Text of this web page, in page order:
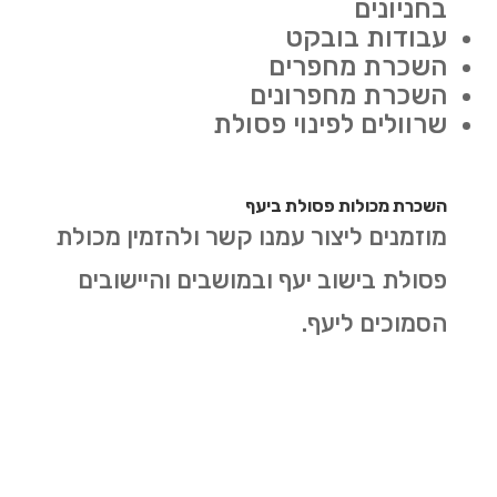
בחניונים
עבודות בובקט
השכרת מחפרים
השכרת מחפרונים
שרוולים לפינוי פסולת
השכרת מכולות פסולת ביעף
מוזמנים ליצור עמנו קשר ולהזמין מכולת
פסולת בישוב יעף ובמושבים והיישובים
הסמוכים ליעף.